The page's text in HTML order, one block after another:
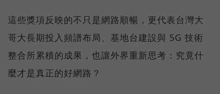
這些獎項反映的不只是網路順暢，更代表台灣大
哥大長期投入頻譜布局、基地台建設與 5G 技術
整合所累積的成果，也讓外界重新思考：究竟什
麼才是真正的好網路？